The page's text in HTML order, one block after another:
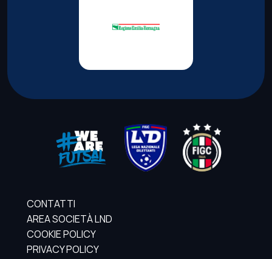
CONTATTI
AREA SOCIETÀ LND
COOKIE POLICY
PRIVACY POLICY